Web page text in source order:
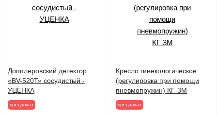
Допплеровский детектор
«BV-520Т» сосудистый -
УЦЕНКА
предзаказ
Кресло гинекологическое
(регулировка при помощи
пневмопружин) КГ-3М
предзаказ